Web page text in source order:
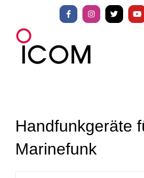
springen
FacebookInstagram
X
Handfunkgeräte
Marinefunk